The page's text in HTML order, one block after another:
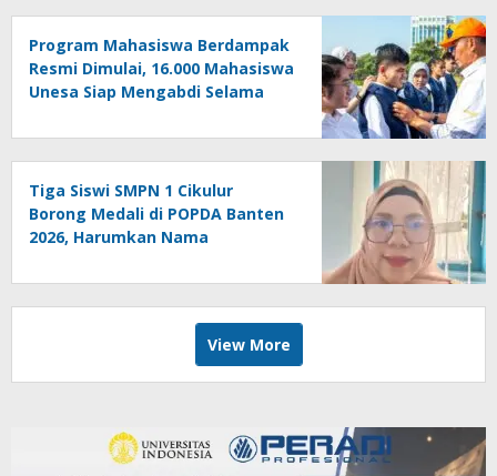
Program Mahasiswa Berdampak
Resmi Dimulai, 16.000 Mahasiswa
Unesa Siap Mengabdi Selama
Tiga Siswi SMPN 1 Cikulur
Borong Medali di POPDA Banten
2026, Harumkan Nama
View More